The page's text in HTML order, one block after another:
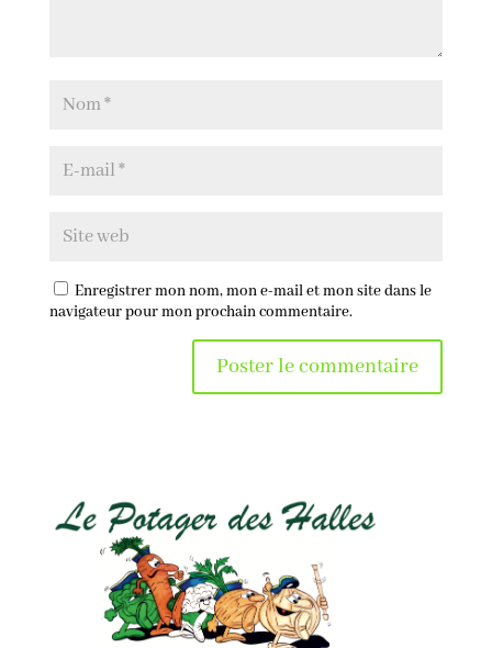
Enregistrer mon nom, mon e-mail et mon site dans le
navigateur pour mon prochain commentaire.